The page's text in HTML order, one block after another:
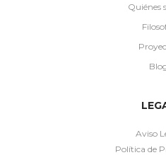
Quiénes
Aviso
Política de